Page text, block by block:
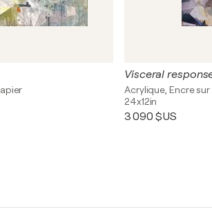
Visceral
Acrylique, Encre sur
24x12in
3 090 $US